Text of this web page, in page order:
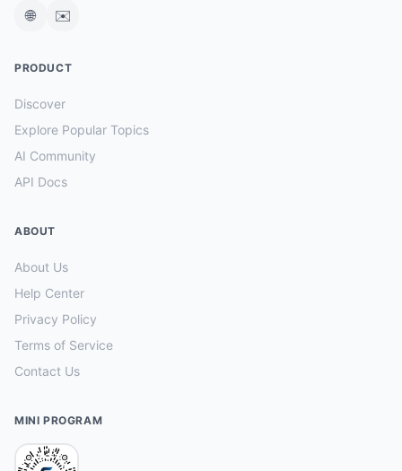
🌐 ✉️
PRODUCT
Discover
Explore Popular Topics
AI Community
API Docs
ABOUT
About Us
Help Center
Privacy Policy
Terms of Service
Contact Us
MINI PROGRAM